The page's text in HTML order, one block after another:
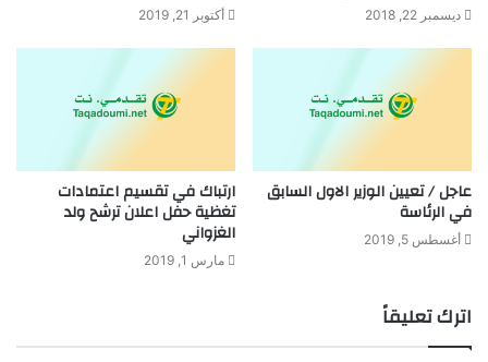
ديسمبر 22, 2018 أكتوبر 21, 2019
عاجل / تعيين الوزير الاول السابق
في الرئاسة
أغسطس 5, 2019
ارتباك في تقسيم اعتمادات
تغظية حفل اعلان ترشح ولد
الغزواني
مارس 1, 2019
اترك تعليقاً